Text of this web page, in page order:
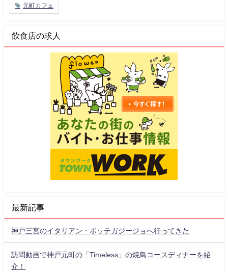
元町カフェ
飲食店の求人
最新記事
神戸三宮のイタリアン・ボッテガジージョへ行ってきた
訪問動画で神戸元町の「Timeless」の焼鳥コースディナーを紹
介！